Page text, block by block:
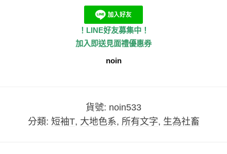
！LINE好友募集中！
加入即送見面禮優惠券
noin
貨號: noin533
分類: 短袖T, 大地色系, 所有文字, 生為社畜